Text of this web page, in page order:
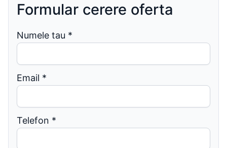
Formular cerere oferta
Numele tau *
Email *
Telefon *